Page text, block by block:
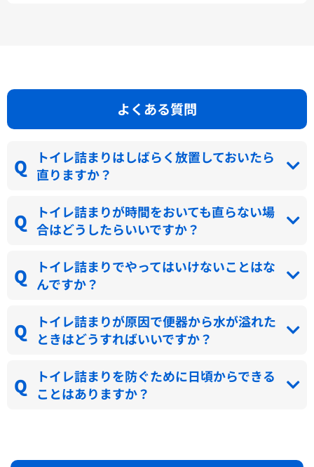
よくある質問
トイレ詰まりはしばらく放置しておいたら
直りますか？
トイレ詰まりが時間をおいても直らない場
合はどうしたらいいですか？
トイレ詰まりでやってはいけないことはな
んですか？
トイレ詰まりが原因で便器から水が溢れた
ときはどうすればいいですか？
トイレ詰まりを防ぐために日頃からできる
ことはありますか？